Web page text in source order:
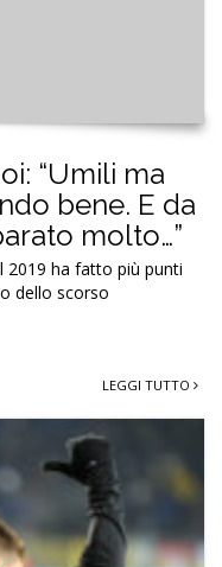
“Umili ma
bene. E da
molto…”
2019 ha fatto più punti
dello scorso
LEGGI TUTTO